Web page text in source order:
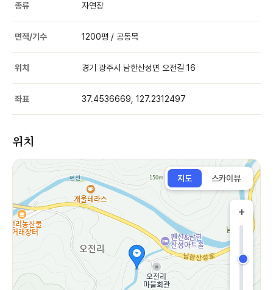
종류 자연장
면적/기수 1200평 / 공동목
위치 경기 광주시 남한산성면 오전길 16
좌표 37.4536669, 127.2312497
위치
지도 스카이뷰
+